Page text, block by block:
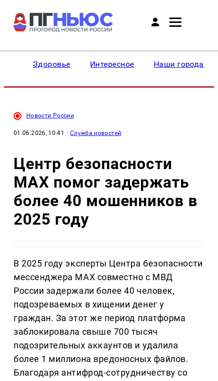
Здоровье Интересное Наши города
Новости России
01.06.2026, 10:41 · Служба новостей
Центр безопасности
MAX помог задержать
более 40 мошенников в
2025 году
В 2025 году эксперты Центра безопасности
мессенджера MAX совместно с МВД
России задержали более 40 человек,
подозреваемых в хищении денег у
граждан. За этот же период платформа
заблокировала свыше 700 тысяч
подозрительных аккаунтов и удалила
более 1 миллиона вредоносных файлов.
Благодаря антифрод-сотрудничеству со